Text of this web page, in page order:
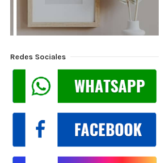
Redes Sociales